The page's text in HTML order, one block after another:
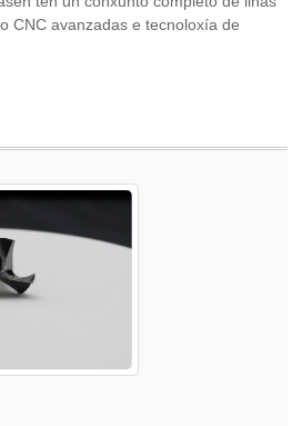
CNC avanzadas e tecnoloxía de